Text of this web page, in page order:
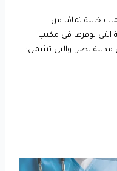
خالية تمامًا من
التي نوفرها في مكتب
مدينة نصر، والتي تشمل: